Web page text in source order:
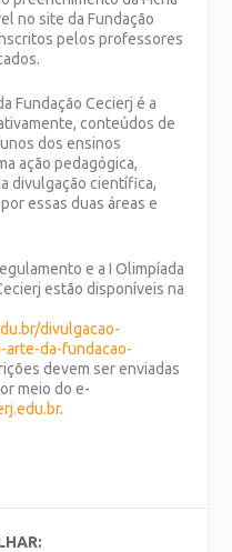
no site da Fundação
pelos professores
Fundação Cecierj é a
conteúdos de
dos ensinos
ação pedagógica,
divulgação científica,
essas duas áreas e
e a I Olimpíada
estão disponíveis na
divulgacao-
arte-da-fundacao-
devem ser enviadas
meio do e-
.